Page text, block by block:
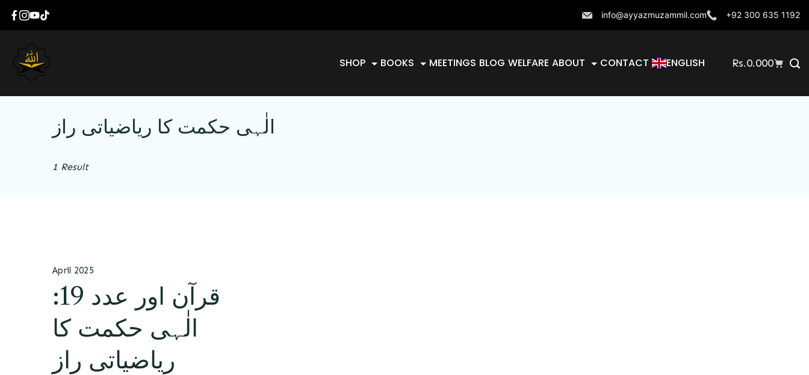
info@ayyazmuzammil.com +92 300 635 1192
SHOP BOOKS MEETINGS BLOG WELFARE ABOUT CONTACT ENGLISH Rs.0.000
الٰہی حکمت کا ریاضیاتی راز
1 Result
April 2025
قرآن اور عدد 19:
الٰہی حکمت کا
ریاضیاتی راز